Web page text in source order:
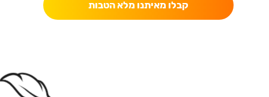
קבלו מאיתנו מלא הטבות